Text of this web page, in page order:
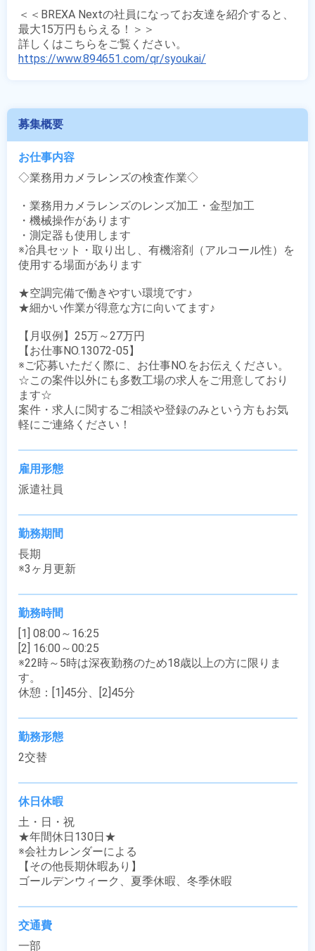
＜＜BREXA Nextの社員になってお友達を紹介すると、
最大15万円もらえる！＞＞
https://www.894651.com/qr/syoukai/
募集概要
お仕事内容
◇業務用カメラレンズの検査作業◇
・業務用カメラレンズのレンズ加工・金型加工
・機械操作があります
・測定器も使用します
※冶具セット・取り出し、有機溶剤（アルコール性）を
使用する場面があります
★空調完備で働きやすい環境です♪
★細かい作業が得意な方に向いてます♪
【月収例】25万～27万円
【お仕事NO.13072-05】
※ご応募いただく際に、お仕事NO.をお伝えください。
☆この案件以外にも多数工場の求人をご用意しており
ます☆
案件・求人に関するご相談や登録のみという方もお気
軽にご連絡ください！
雇用形態
派遣社員
勤務期間
長期
※3ヶ月更新
勤務時間
[1] 08:00～16:25
[2] 16:00～00:25
※22時～5時は深夜勤務のため18歳以上の方に限りま
す。
休憩：[1]45分、[2]45分
勤務形態
2交替
休日休暇
土・日・祝
★年間休日130日★
※会社カレンダーによる
【その他長期休暇あり】
ゴールデンウィーク、夏季休暇、冬季休暇
交通費
一部